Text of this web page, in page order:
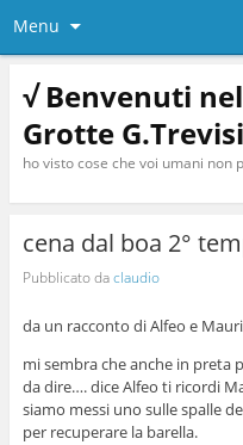
Menu
√ Benvenuti
Grotte
ho visto cose che voi umani non
cena dal boa 2°
Pubblicato daclaudio
da un racconto di Alfeo e
mi sembra che anche in preta
da dire…. dice Alfeo ti ricordi
siamo messi uno sulle spalle
per recuperare la barella.